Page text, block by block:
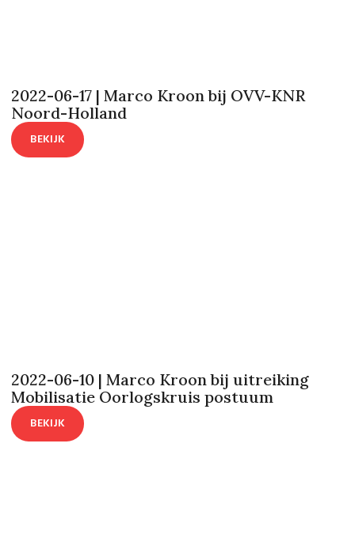
2022-06-17 | Marco Kroon bij OVV-KNR
Noord-Holland
BEKIJK
2022-06-10 | Marco Kroon bij uitreiking
Mobilisatie Oorlogskruis postuum
BEKIJK